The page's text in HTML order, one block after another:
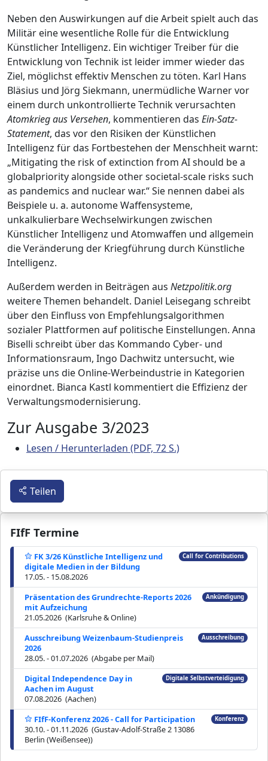
Neben den Auswirkungen auf die Arbeit spielt auch das
Militär eine wesentliche Rolle für die Entwicklung
Künstlicher Intelligenz. Ein wichtiger Treiber für die
Entwicklung von Technik ist leider immer wieder das
Ziel, möglichst effektiv Menschen zu töten. Karl Hans
Bläsius und Jörg Siekmann, unermüdliche Warner vor
einem durch unkontrollierte Technik verursachten
Atomkrieg aus Versehen, kommentieren das Ein-Satz-
Statement, das vor den Risiken der Künstlichen
Intelligenz für das Fortbestehen der Menschheit warnt:
„Mitigating the risk of extinction from AI should be a
globalpriority alongside other societal-scale risks such
as pandemics and nuclear war.“ Sie nennen dabei als
Beispiele u. a. autonome Waffensysteme,
unkalkulierbare Wechselwirkungen zwischen
Künstlicher Intelligenz und Atomwaffen und allgemein
die Veränderung der Kriegführung durch Künstliche
Intelligenz.
Außerdem werden in Beiträgen aus Netzpolitik.org
weitere Themen behandelt. Daniel Leisegang schreibt
über den Einfluss von Empfehlungsalgorithmen
sozialer Plattformen auf politische Einstellungen. Anna
Biselli schreibt über das Kommando Cyber- und
Informationsraum, Ingo Dachwitz untersucht, wie
präzise uns die Online-Werbeindustrie in Kategorien
einordnet. Bianca Kastl kommentiert die Effizienz der
Verwaltungsmodernisierung.
Zur Ausgabe 3/2023
Lesen / Herunterladen (PDF, 72 S.)
FIfF Termine
FK 3/26 Künstliche Intelligenz und
digitale Medien in der Bildung
17.05. - 15.08.2026
Call for Contributions
Präsentation des Grundrechte-Reports 2026
mit Aufzeichung
21.05.2026 (Karlsruhe & Online)
Ankündigung
Ausschreibung Weizenbaum-Studienpreis
2026
28.05. - 01.07.2026 (Abgabe per Mail)
Ausschreibung
Digital Independence Day in
Aachen im August
07.08.2026 (Aachen)
Digitale Selbstverteidigung
FIfF-Konferenz 2026 - Call for Participation
30.10. - 01.11.2026 (Gustav-Adolf-Straße 2 13086
Berlin (Weißensee))
Konferenz
Teilen